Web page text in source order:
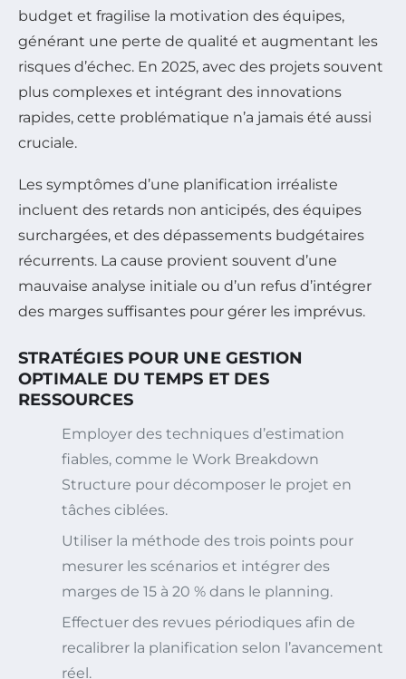
budget et fragilise la motivation des équipes,
générant une perte de qualité et augmentant les
risques d’échec. En 2025, avec des projets souvent
plus complexes et intégrant des innovations
rapides, cette problématique n’a jamais été aussi
cruciale.
Les symptômes d’une planification irréaliste
incluent des retards non anticipés, des équipes
surchargées, et des dépassements budgétaires
récurrents. La cause provient souvent d’une
mauvaise analyse initiale ou d’un refus d’intégrer
des marges suffisantes pour gérer les imprévus.
STRATÉGIES POUR UNE GESTION
OPTIMALE DU TEMPS ET DES
RESSOURCES
Employer des techniques d’estimation
fiables, comme le Work Breakdown
Structure pour décomposer le projet en
tâches ciblées.
Utiliser la méthode des trois points pour
mesurer les scénarios et intégrer des
marges de 15 à 20 % dans le planning.
Effectuer des revues périodiques afin de
recalibrer la planification selon l’avancement
réel.